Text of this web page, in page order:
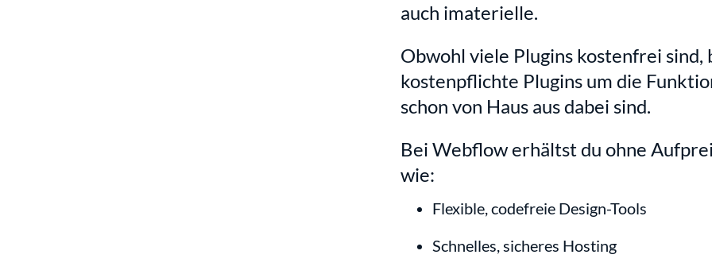
auch imaterielle.
Obwohl viele Plugins kostenfrei
kostenpflichte Plugins um die
schon von Haus aus dabei sind.
Bei Webflow erhältst du ohne
wie:
Flexible, codefreie Design-Tools
Schnelles, sicheres Hosting